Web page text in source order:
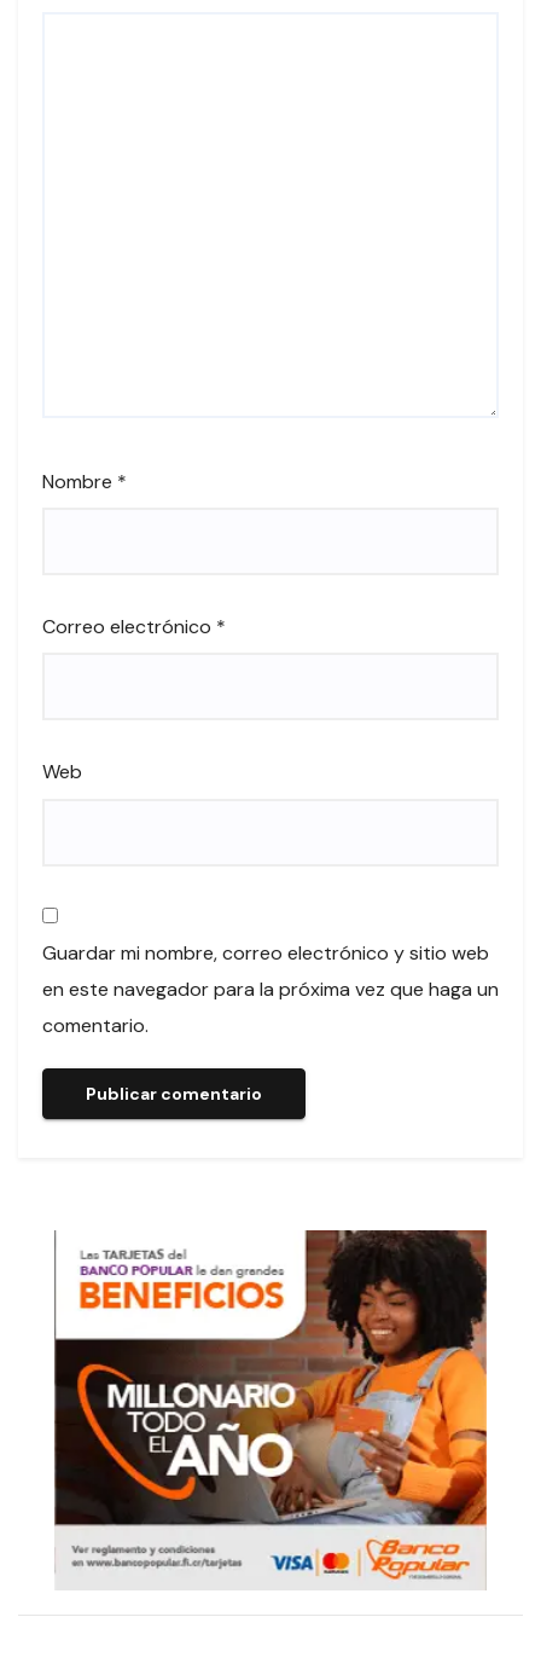
Nombre *
Correo electrónico *
Web
Guardar mi nombre, correo electrónico y sitio web
en este navegador para la próxima vez que haga un
comentario.